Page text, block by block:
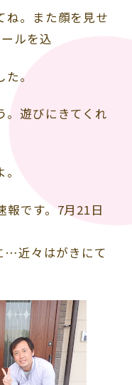
ね。また顔を見せ
ルを込
。
。遊びにきてくれ
報です。7月21日
…近々はがきにて